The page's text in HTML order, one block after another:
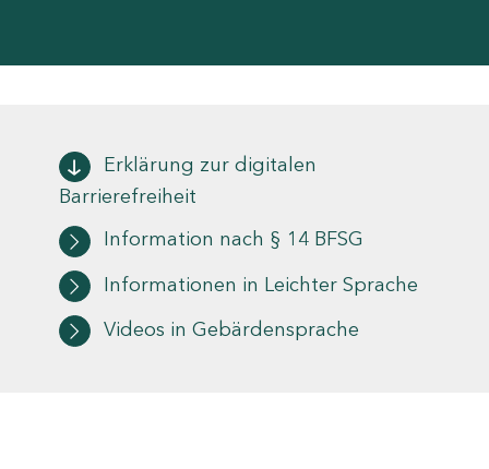
Erklärung zur digitalen
Barrierefreiheit
Information nach § 14 BFSG
Informationen in Leichter Sprache
Videos in Gebärdensprache